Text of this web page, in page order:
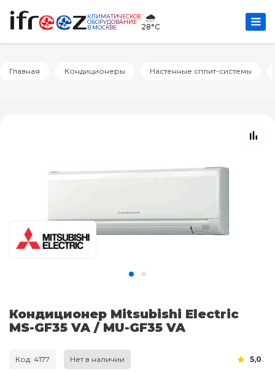
КЛИМАТИЧЕСКОЕ
ОБОРУДОВАНИЕ
В МОСКВЕ
🌧️
28°C
Главная Кондиционеры Настенные сплит-системы
Кондиционер Mitsubishi Electric
MS-GF35 VA / MU-GF35 VA
Код: 4177 Нет в наличии 5,0